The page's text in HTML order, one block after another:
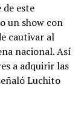
este
un show con
cautivar al
nacional. Así
a adquirir las
Luchito